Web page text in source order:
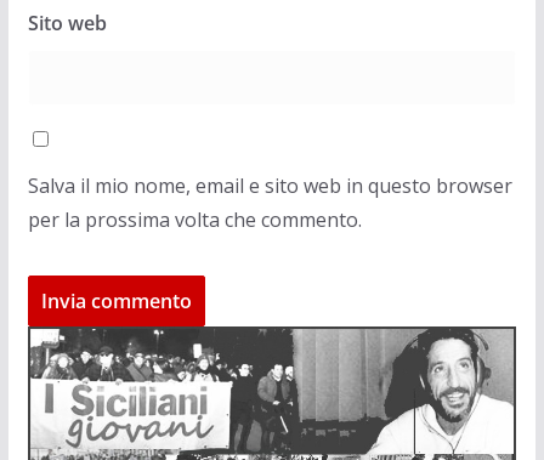
Sito web
Salva il mio nome, email e sito web in questo browser
per la prossima volta che commento.